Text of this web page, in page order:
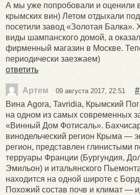
А мы уже попробовали и оценили
крымских вин) Летом отдыхали
посетили завод «Золотая Балка».
виды шампанского домой, а
фирменный магазин в Москве.
периодически заезжаем)
ответить
Артем 09 августа 2017, 22:51 #
Вина Agora, Tavridia, Крымский
на одном из самых современных
«Винный Дом Фотисаль».
винодельческий регион Крыма —
регион, представлен глинистыми
терруары Франции (Бургундия,
Эмильон) и итальянского
находится на одной широте с
Похожий состав почв и климат —